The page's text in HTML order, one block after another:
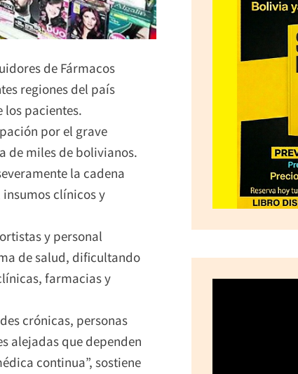
de Fármacos
regiones del país
los pacientes.
por el grave
de miles de bolivianos.
la cadena
clínicos y
y personal
de salud, dificultando
farmacias y
crónicas, personas
alejadas que dependen
continua”, sostiene